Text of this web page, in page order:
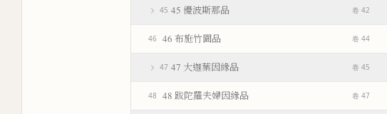
45 45 優波斯那品 卷 42
46 46 布施竹園品 卷 44
47 47 大迦葉因緣品 卷 45
48 48 跋陀羅夫婦因緣品 卷 47